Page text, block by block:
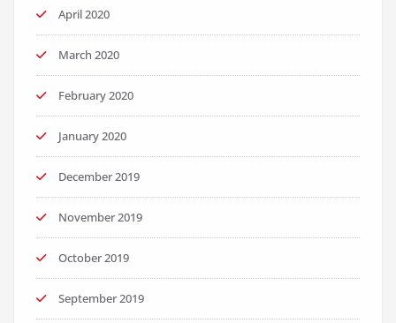
April 2020
March 2020
February 2020
January 2020
December 2019
November 2019
October 2019
September 2019